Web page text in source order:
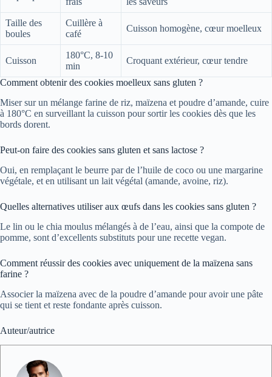
Taille des
boules
Cuillère à
café
Cuisson homogène, cœur moelleux
Cuisson
180°C, 8-10
min
Croquant extérieur, cœur tendre
Comment obtenir des cookies moelleux sans gluten ?
Miser sur un mélange farine de riz, maïzena et poudre d’amande, cuire
à 180°C en surveillant la cuisson pour sortir les cookies dès que les
bords dorent.
Peut-on faire des cookies sans gluten et sans lactose ?
Oui, en remplaçant le beurre par de l’huile de coco ou une margarine
végétale, et en utilisant un lait végétal (amande, avoine, riz).
Quelles alternatives utiliser aux œufs dans les cookies sans gluten ?
Le lin ou le chia moulus mélangés à de l’eau, ainsi que la compote de
pomme, sont d’excellents substituts pour une recette vegan.
Comment réussir des cookies avec uniquement de la maïzena sans
farine ?
Associer la maïzena avec de la poudre d’amande pour avoir une pâte
qui se tient et reste fondante après cuisson.
Auteur/autrice